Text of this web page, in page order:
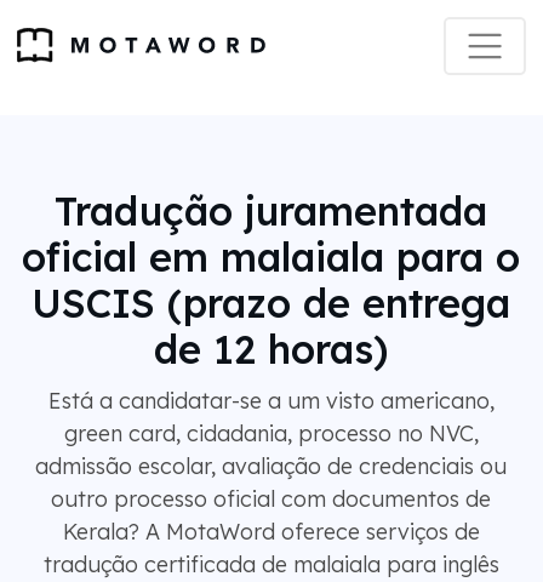
Tradução juramentada
oficial em malaiala para o
USCIS (prazo de entrega
de 12 horas)
Está a candidatar-se a um visto americano,
green card, cidadania, processo no NVC,
admissão escolar, avaliação de credenciais ou
outro processo oficial com documentos de
Kerala? A MotaWord oferece serviços de
tradução certificada de malaiala para inglês